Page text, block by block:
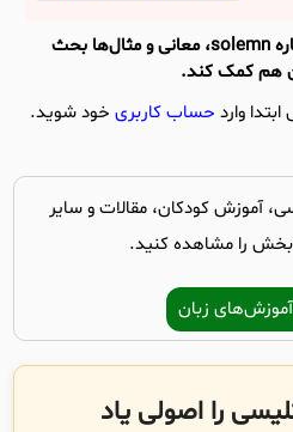
در بخش نظرات پایین صفحه درباره solemn، معانی و مثال‌ها بحث
هم کمک کند.
وارد حساب کاربری خود شوید.
آموزش کودکان، مقالات و سایر
را مشاهده کنید.
زبان
را اصولی یاد